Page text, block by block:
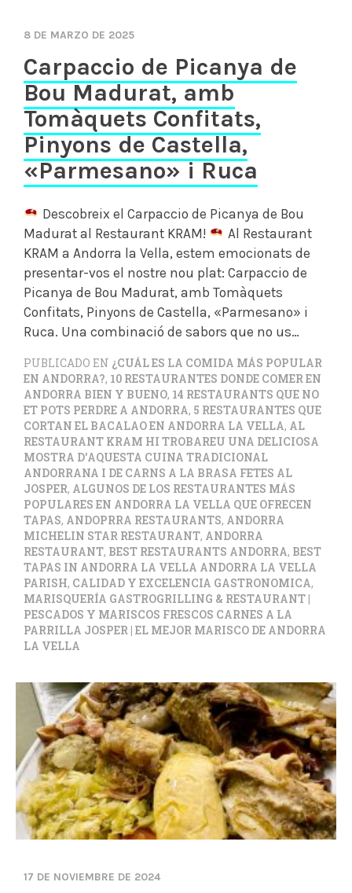
8 DE MARZO DE 2025
Carpaccio de Picanya de
Bou Madurat, amb
Tomàquets Confitats,
Pinyons de Castella,
«Parmesano» i Ruca
Descobreix el Carpaccio de Picanya de Bou
Madurat al Restaurant KRAM!
Al Restaurant
KRAM a Andorra la Vella, estem emocionats de
presentar-vos el nostre nou plat: Carpaccio de
Picanya de Bou Madurat, amb Tomàquets
Confitats, Pinyons de Castella, «Parmesano» i
Ruca. Una combinació de sabors que no us…
PUBLICADO EN ¿CUÁL ES LA COMIDA MÁS POPULAR
EN ANDORRA?, 10 RESTAURANTES DONDE COMER EN
ANDORRA BIEN Y BUENO, 14 RESTAURANTS QUE NO
ET POTS PERDRE A ANDORRA, 5 RESTAURANTES QUE
CORTAN EL BACALAO EN ANDORRA LA VELLA, AL
RESTAURANT KRAM HI TROBAREU UNA DELICIOSA
MOSTRA D'AQUESTA CUINA TRADICIONAL
ANDORRANA I DE CARNS A LA BRASA FETES AL
JOSPER, ALGUNOS DE LOS RESTAURANTES MÁS
POPULARES EN ANDORRA LA VELLA QUE OFRECEN
TAPAS, ANDOPRRA RESTAURANTS, ANDORRA
MICHELIN STAR RESTAURANT, ANDORRA
RESTAURANT, BEST RESTAURANTS ANDORRA, BEST
TAPAS IN ANDORRA LA VELLA ANDORRA LA VELLA
PARISH, CALIDAD Y EXCELENCIA GASTRONOMICA,
MARISQUERÍA GASTROGRILLING & RESTAURANT |
PESCADOS Y MARISCOS FRESCOS CARNES A LA
PARRILLA JOSPER | EL MEJOR MARISCO DE ANDORRA
LA VELLA
17 DE NOVIEMBRE DE 2024